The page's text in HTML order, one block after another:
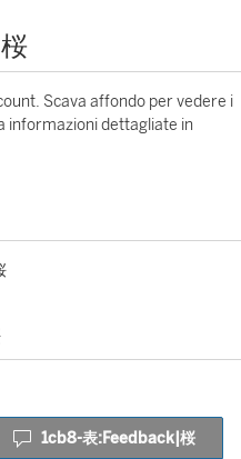
Scava affondo per vedere i
informazioni dettagliate in
1cb8-表:Feedback|桜